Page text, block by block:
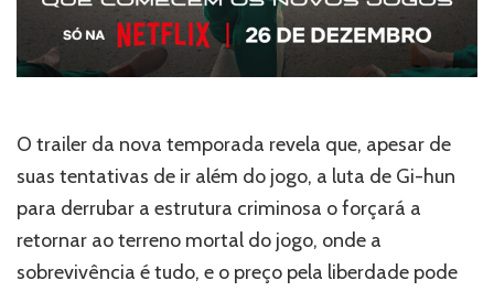
O trailer da nova temporada revela que, apesar de
suas tentativas de ir além do jogo, a luta de Gi-hun
para derrubar a estrutura criminosa o forçará a
retornar ao terreno mortal do jogo, onde a
sobrevivência é tudo, e o preço pela liberdade pode